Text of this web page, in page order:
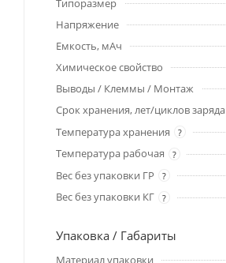
Типоразмер
Напряжение
Емкость, мАч
Химическое свойство
Выводы / Клеммы / Монтаж
Срок хранения, лет/циклов заряда
Температура хранения
?
Температура рабочая
?
Вес без упаковки ГР
?
Вес без упаковки КГ
?
Упаковка / Габариты
Материал упаковки